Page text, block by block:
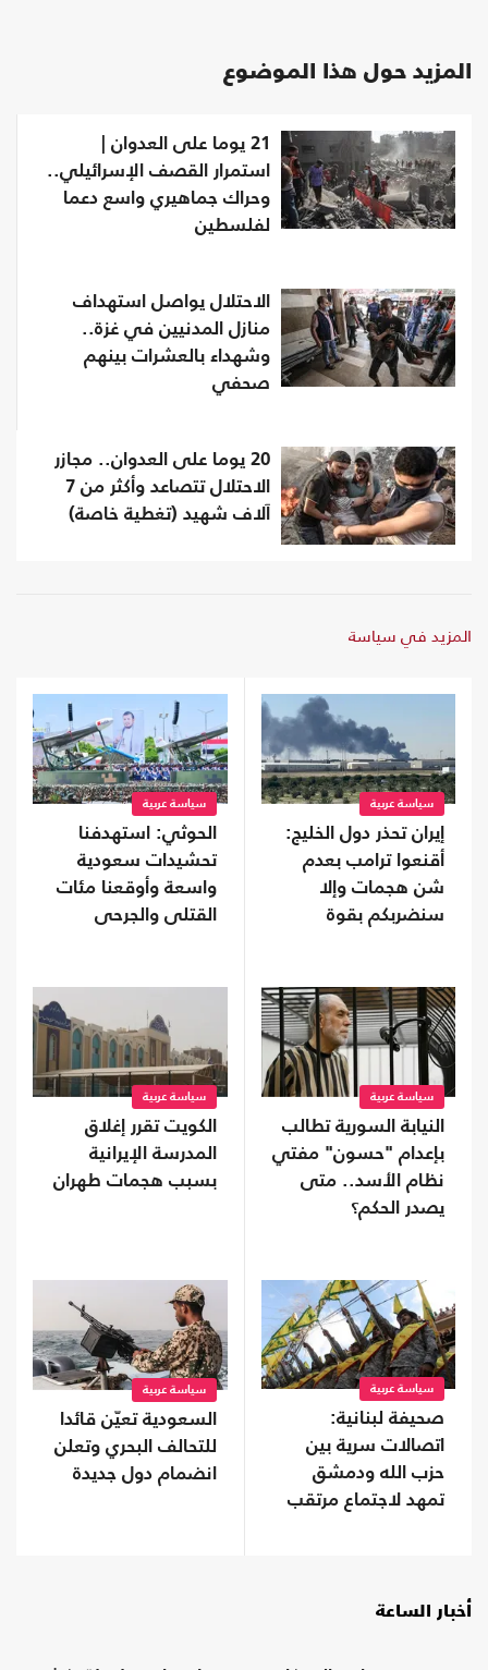
المزيد حول هذا الموضوع
21 يوما على العدوان |
استمرار القصف الإسرائيلي..
وحراك جماهيري واسع دعما
لفلسطين
الاحتلال يواصل استهداف
منازل المدنيين في غزة..
وشهداء بالعشرات بينهم
صحفي
20 يوما على العدوان.. مجازر
الاحتلال تتصاعد وأكثر من 7
آلاف شهيد (تغطية خاصة)
المزيد في سياسة
سياسة عربية
إيران تحذر دول الخليج:
أقنعوا ترامب بعدم
شن هجمات وإلا
سنضربكم بقوة
سياسة عربية
الحوثي: استهدفنا
تحشيدات سعودية
واسعة وأوقعنا مئات
القتلى والجرحى
سياسة عربية
النيابة السورية تطالب
بإعدام "حسون" مفتي
نظام الأسد.. متى
يصدر الحكم؟
سياسة عربية
الكويت تقرر إغلاق
المدرسة الإيرانية
بسبب هجمات طهران
سياسة عربية
صحيفة لبنانية:
اتصالات سرية بين
حزب الله ودمشق
تمهد لاجتماع مرتقب
سياسة عربية
السعودية تعيّن قائدا
للتحالف البحري وتعلن
انضمام دول جديدة
أخبار الساعة